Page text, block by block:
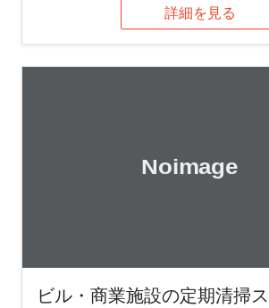
詳細を見る
ビル・商業施設の定期清掃